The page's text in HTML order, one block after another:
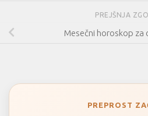
PREJŠNJA
Mesečni horoskop za
PREPROST